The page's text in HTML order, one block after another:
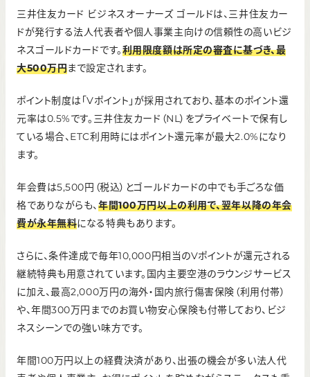
ポイント還元率
0.5%～2.0%
※対象の三井住友カードで条件達成し、対象のご利用をする
満18歳以上の法人代表者、個人事業主の方
※高校生は除く
ご利用可能枠
最大500万円 ※所定の審査がございます。
三井住友カード ビジネスオーナーズ ゴールドは、三井住友カー
ドが発行する法人代表者や個人事業主向けの信頼性の高いビジ
ネスゴールドカードです。利用限度額は所定の審査に基づき、最
大500万円まで設定されます。
ポイント制度は「Vポイント」が採用されており、基本のポイント還
元率は0.5%です。三井住友カード（NL）をプライベートで保有し
ている場合、ETC利用時にはポイント還元率が最大2.0%になり
ます。
年会費は5,500円（税込）とゴールドカードの中でも手ごろな価
格でありながらも、年間100万円以上の利用で、翌年以降の年会
費が永年無料になる特典もあります。
さらに、条件達成で毎年10,000円相当のVポイントが還元される
継続特典も用意されています。国内主要空港のラウンジサービス
に加え、最高2,000万円の海外・国内旅行傷害保険（利用付帯）
や、年間300万円までのお買い物安心保険も付帯しており、ビジ
ネスシーンでの強い味方です。
年間100万円以上の経費決済があり、出張の機会が多い法人代